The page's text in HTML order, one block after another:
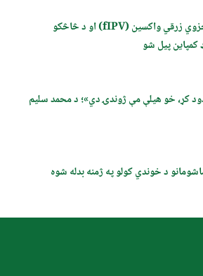
د پولیو/ګوزڼ ضد جزوي زرقي واکسین (fIPV) او د څاڅکو
کړ، خو هیلې مې ژوندۍ دي»؛ د محمد سلیم
د خوندي کولو په ژمنه بدله شوه